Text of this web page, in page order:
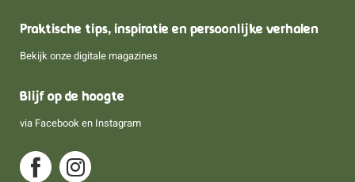
Praktische tips, inspiratie en persoonlijke verhalen
Bekijk onze digitale magazines
Blijf op de hoogte
via Facebook en Instagram